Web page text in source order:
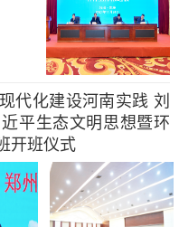
代化建设河南实践 刘
平生态文明思想暨环
开班仪式